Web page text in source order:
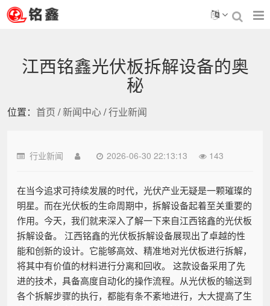
江西铭鑫光伏板拆解设备的奥
秘
位置： 首页 /新闻中心/行业新闻
行业新闻 2026-06-30 22:13:13 143
在当今追求可持续发展的时代，光伏产业无疑是一颗璀璨的
明星。而在光伏板的生命周期中，拆解设备起着至关重要的
作用。今天，我们就来深入了解一下来自江西铭鑫的光伏板
拆解设备。 江西铭鑫的光伏板拆解设备展现出了卓越的性
能和创新的设计。它能够高效、精准地对光伏板进行拆解，
将其中有价值的材料进行分离和回收。 这款设备采用了先
进的技术，具备高度自动化的操作流程。从光伏板的输送到
各个拆解步骤的执行，都能有条不紊地进行，大大提高了生